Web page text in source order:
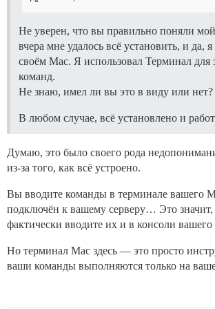
Не уверен, что вы правильно поняли
вчера мне удалось всё установить, и да,
своём Mac. Я использовал Терминал для
команд.
Не знаю, имел ли вы это в виду или нет?
В любом случае, всё установлено и
Думаю, это было своего рода
из-за того, как всё устроено.
Вы вводите команды в терминале вашего
подключён к вашему серверу… Это
фактически вводите их и в консоли вашего
Но терминал Mac здесь — это просто
ваши команды выполняются только на